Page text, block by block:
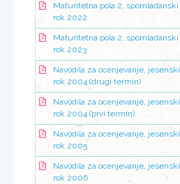
Maturitetna pola 2, spomladanski
rok 2022
Maturitetna pola 2, spomladanski
rok 2023
Navodila za ocenjevanje, jesenski
rok 2004 (drugi termin)
Navodila za ocenjevanje, jesenski
rok 2004 (prvi termin)
Navodila za ocenjevanje, jesenski
rok 2005
Navodila za ocenjevanje, jesenski
rok 2006